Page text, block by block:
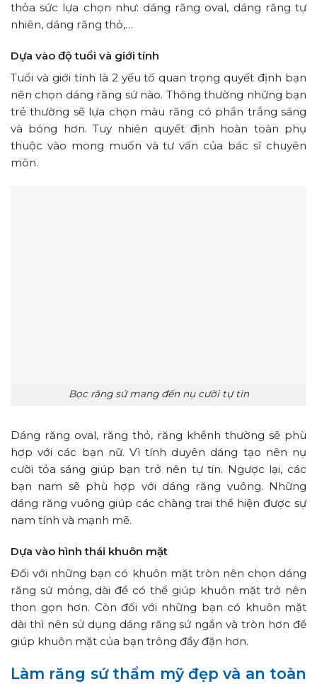
thỏa sức lựa chọn như: dáng răng oval, dáng răng tự
nhiên, dáng răng thỏ,…
Dựa vào độ tuổi và giới tính
Tuổi và giới tính là 2 yếu tố quan trọng quyết định bạn
nên chọn dáng răng sứ nào. Thông thường những bạn
trẻ thường sẽ lựa chọn màu răng có phần trắng sáng
và bóng hơn. Tuy nhiên quyết định hoàn toàn phụ
thuộc vào mong muốn và tư vấn của bác sĩ chuyên
môn.
Bọc răng sứ mang đến nụ cười tự tin
Dáng răng oval, răng thỏ, răng khểnh thường sẽ phù
hợp với các bạn nữ. Vì tính duyên dáng tạo nên nụ
cười tỏa sáng giúp bạn trở nên tự tin. Ngược lại, các
bạn nam sẽ phù hợp với dáng răng vuông. Những
dáng răng vuông giúp các chàng trai thể hiện được sự
nam tính và mạnh mẽ.
Dựa vào hình thái khuôn mặt
Đối với những bạn có khuôn mặt tròn nên chọn dáng
răng sứ mỏng, dài để có thể giúp khuôn mặt trở nên
thon gọn hơn. Còn đối với những bạn có khuôn mặt
dài thì nên sử dụng dáng răng sứ ngắn và tròn hơn để
giúp khuôn mặt của bạn trông đầy đặn hơn.
Làm răng sứ thẩm mỹ đẹp và an toàn